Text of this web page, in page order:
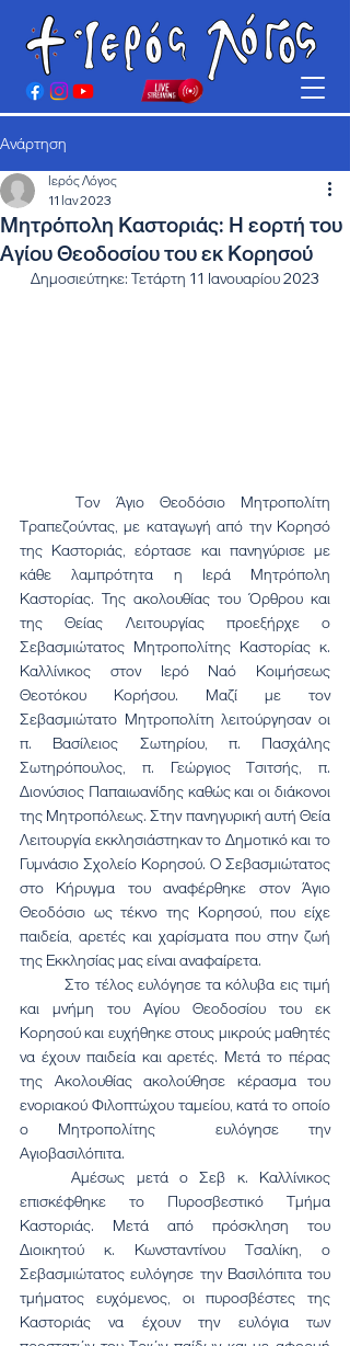
Ανάρτηση
Μητρόπολη Καστοριάς: Η εορτή του
Αγίου Θεοδοσίου του εκ Κορησού
Ιερός Λόγος
11 Ιαν 2023
Δημοσιεύτηκε: Τετάρτη 11 Ιανουαρίου 2023
	Τον Άγιο Θεοδόσιο Μητροπολίτη
Τραπεζούντας, με καταγωγή από την Κορησό
της Καστοριάς, εόρτασε και πανηγύρισε με
κάθε λαμπρότητα η Ιερά Μητρόπολη
Καστορίας. Της ακολουθίας του Όρθρου και
της Θείας Λειτουργίας προεξήρχε ο
Σεβασμιώτατος Μητροπολίτης Καστορίας κ.
Καλλίνικος στον Ιερό Ναό Κοιμήσεως
Θεοτόκου Κορήσου. Μαζί με τον
Σεβασμιώτατο Μητροπολίτη λειτούργησαν οι
π. Βασίλειος Σωτηρίου, π. Πασχάλης
Σωτηρόπουλος, π. Γεώργιος Τσιτσής, π.
Διονύσιος Παπαιωανίδης καθώς και οι διάκονοι
της Μητροπόλεως. Στην πανηγυρική αυτή Θεία
Λειτουργία εκκλησιάστηκαν το Δημοτικό και το
Γυμνάσιο Σχολείο Κορησού. Ο Σεβασμιώτατος
στο Κήρυγμα του αναφέρθηκε στον Άγιο
Θεοδόσιο ως τέκνο της Κορησού, που είχε
παιδεία, αρετές και χαρίσματα που στην ζωή
της Εκκλησίας μας είναι αναφαίρετα.
	Στο τέλος ευλόγησε τα κόλυβα εις τιμή
και μνήμη του Αγίου Θεοδοσίου του εκ
Κορησού και ευχήθηκε στους μικρούς μαθητές
να έχουν παιδεία και αρετές. Μετά το πέρας
της Ακολουθίας ακολούθησε κέρασμα του
ενοριακού Φιλοπτώχου ταμείου, κατά το οποίο
ο Μητροπολίτης  ευλόγησε την
Αγιοβασιλόπιτα.
	Αμέσως μετά ο Σεβ κ. Καλλίνικος
επισκέφθηκε το Πυροσβεστικό Τμήμα
Καστοριάς. Μετά από πρόσκληση του
Διοικητού κ. Κωνσταντίνου Τσαλίκη, ο
Σεβασμιώτατος ευλόγησε την Βασιλόπιτα του
τμήματος ευχόμενος, οι πυροσβέστες της
Καστοριάς να έχουν την ευλόγια των